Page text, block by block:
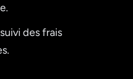
des frais